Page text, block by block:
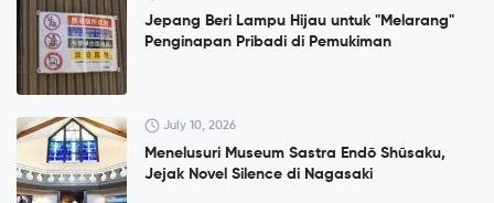
Jepang Beri Lampu Hijau untuk "Melarang"
Penginapan Pribadi di Pemukiman
July 10, 2026
Menelusuri Museum Sastra Endō Shūsaku,
Jejak Novel Silence di Nagasaki